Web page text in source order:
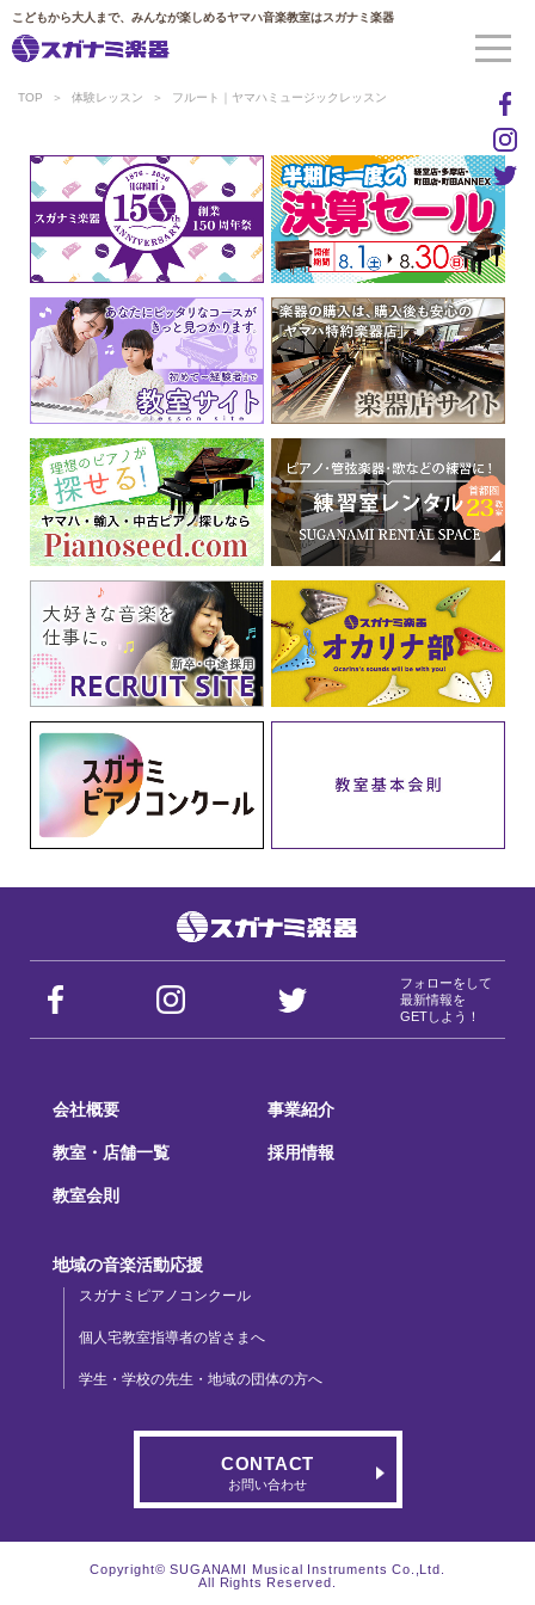
こどもから大人まで、みんなが楽しめるヤマハ音楽教室はスガナミ楽器
TOP 体験レッスン フルート｜ヤマハミュージックレッスン
フォローをして
最新情報を
GETしよう！
会社概要 事業紹介
教室・店舗一覧 採用情報
教室会則
地域の音楽活動応援
スガナミピアノコンクール
個人宅教室指導者の皆さまへ
学生・学校の先生・地域の団体の方へ
CONTACT
お問い合わせ
Copyright© SUGANAMI Musical Instruments Co.,Ltd.
All Rights Reserved.